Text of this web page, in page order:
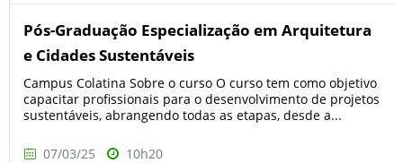
Pós-Graduação Especialização em Arquitetura
e Cidades Sustentáveis
Campus Colatina Sobre o curso O curso tem como objetivo
capacitar profissionais para o desenvolvimento de projetos
sustentáveis, abrangendo todas as etapas, desde a...
07/03/25 10h20